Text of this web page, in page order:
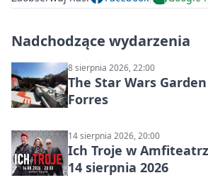
Nadchodzące wydarzenia
8 sierpnia 2026, 22:00
The Star Wars
Forres
14 sierpnia 2026, 20:00
Ich Troje w
14 sierpnia 2026